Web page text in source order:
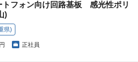
トフォン向け回路基板 感光性ポリ
)
県)
正社員